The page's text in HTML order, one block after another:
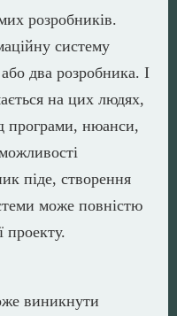
розробників.
систему
два розробника. І
на цих людях,
програми, нюанси,
піде, створення
може повністю
проекту.
виникнути